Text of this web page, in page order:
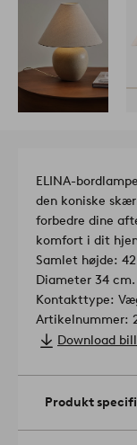
ELINA-
den koniske
forbedre dine
komfort i dit
Samlet højde:
Diameter 34 cm.
Kontakttype:
Artikelnummer:
Download
Produkt